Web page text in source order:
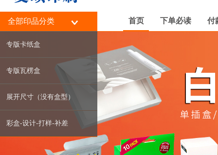
全部印品分类
专版卡纸盒
专版瓦楞盒
展开尺寸（没有盒型）
彩盒-设计-打样-补差
首页 下单必读 付